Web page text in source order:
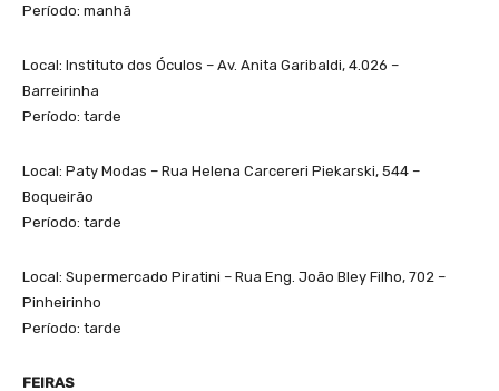
Período: manhã
Local: Instituto dos Óculos – Av. Anita Garibaldi, 4.026 –
Barreirinha
Período: tarde
Local: Paty Modas – Rua Helena Carcereri Piekarski, 544 –
Boqueirão
Período: tarde
Local: Supermercado Piratini – Rua Eng. João Bley Filho, 702 –
Pinheirinho
Período: tarde
FEIRAS